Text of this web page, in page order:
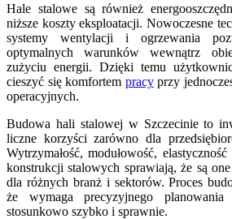
Hale stalowe są również
niższe koszty eksploatacji. Nowoczesne
systemy wentylacji i ogrzewania
optymalnych warunków wewnątrz
zużyciu energii. Dzięki temu
cieszyć się komfortem pracyprzy
operacyjnych.
Budowa hali stalowej w Szczecinie to
liczne korzyści zarówno dla
Wytrzymałość, modułowość,
konstrukcji stalowych sprawiają, że są
dla różnych branż i sektorów. Proces
że wymaga precyzyjnego
stosunkowo szybko i sprawnie.